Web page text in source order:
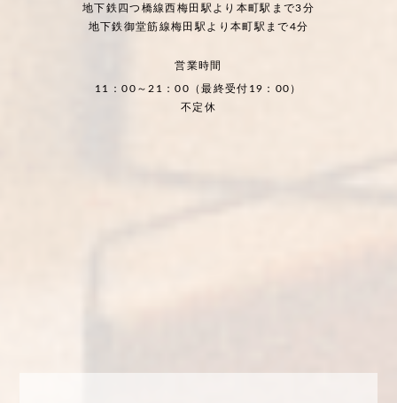
地下鉄四つ橋線西梅田駅より本町駅まで3分
地下鉄御堂筋線梅田駅より本町駅まで4分
営業時間
11：00～21：00（最終受付19：00）
不定休